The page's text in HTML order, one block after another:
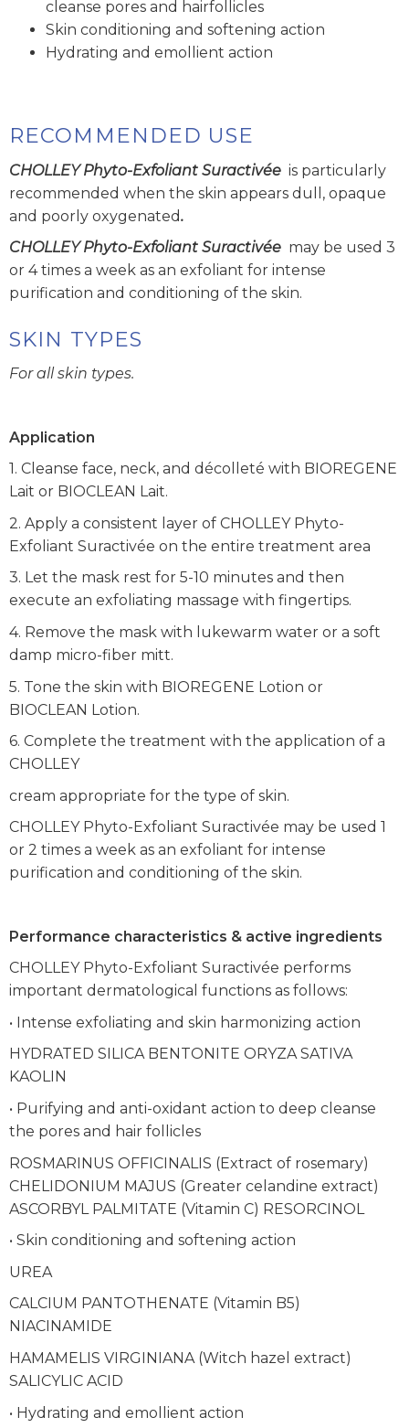
cleanse pores and hairfollicles
Skin conditioning and softening action
Hydrating and emollient action
RECOMMENDED USE
CHOLLEY Phyto-Exfoliant Suractivée is particularly
recommended when the skin appears dull, opaque
and poorly oxygenated.
CHOLLEY Phyto-Exfoliant Suractivée may be used 3
or 4 times a week as an exfoliant for intense
purification and conditioning of the skin.
SKIN TYPES
For all skin types.
Application
1. Cleanse face, neck, and décolleté with BIOREGENE
Lait or BIOCLEAN Lait.
2. Apply a consistent layer of CHOLLEY Phyto-
Exfoliant Suractivée on the entire treatment area
3. Let the mask rest for 5-10 minutes and then
execute an exfoliating massage with fingertips.
4. Remove the mask with lukewarm water or a soft
damp micro-fiber mitt.
5. Tone the skin with BIOREGENE Lotion or
BIOCLEAN Lotion.
6. Complete the treatment with the application of a
CHOLLEY
cream appropriate for the type of skin.
CHOLLEY Phyto-Exfoliant Suractivée may be used 1
or 2 times a week as an exfoliant for intense
purification and conditioning of the skin.
Performance characteristics & active ingredients
CHOLLEY Phyto-Exfoliant Suractivée performs
important dermatological functions as follows:
• Intense exfoliating and skin harmonizing action
HYDRATED SILICA BENTONITE ORYZA SATIVA
KAOLIN
• Purifying and anti-oxidant action to deep cleanse
the pores and hair follicles
ROSMARINUS OFFICINALIS (Extract of rosemary)
CHELIDONIUM MAJUS (Greater celandine extract)
ASCORBYL PALMITATE (Vitamin C) RESORCINOL
• Skin conditioning and softening action
UREA
CALCIUM PANTOTHENATE (Vitamin B5)
NIACINAMIDE
HAMAMELIS VIRGINIANA (Witch hazel extract)
SALICYLIC ACID
• Hydrating and emollient action